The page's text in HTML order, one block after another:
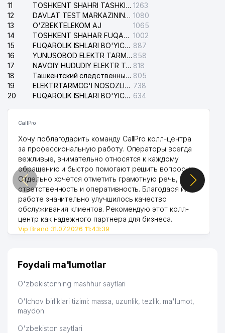
11
TOSHKENT SHAHRI TASHKILOT TELEFONLARI HAQIDA MA'LUMOT BYUROSI 1263
12
DAVLAT TEST MARKAZINING ISHONCH TELEFONLARI 1080
13
O'ZBEKTELEKOM AJ
1065
14
TOSHKENT SHAHAR FUQAROLIK ISHLARI BO'YICHA SUDI 1002
15
FUQAROLIK ISHLARI BO'YICHA YAKKASAROY TUMANLARARO SUDI 887
16
YUNUSOBOD ELEKTR TARMOG'I NOSOZLIKLARI XIZMATI 858
17
NAVOIY HUDUDIY ELEKTR TARMOQLARI KORXONASI AJ 818
18
Ташкентский следственный изолятор 805
19
ELEKTRTARMOG'I NOSOZLIKLARINI TO'ZATISH SERGELI XIZMATI 738
20
FUQAROLIK ISHLARI BO'YICHA UCH-TEPA TUMANI SUDI 634
CallPro
Хочу поблагодарить команду CallPro колл-центра
за профессиональную работу. Операторы всегда
вежливые, внимательно относятся к каждому
обращению и быстро помогают решить вопросы.
Отдельно хочется отметить грамотную речь,
ответственность и оперативность. Благодаря их
работе значительно улучшилось качество
обслуживания клиентов. Рекомендую этот колл-
центр как надежного партнера для бизнеса.
Vip Brand 31.07.2026 11:43:39
Foydali ma'lumotlar
O'zbekistonning mashhur saytlari
O'lchov birliklari tizimi: massa, uzunlik, tezlik, ma'lumot,
maydon
O'zbekiston saytlari